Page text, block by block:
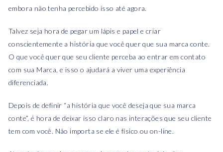
embora não tenha percebido isso até agora.
Talvez seja hora de pegar um lápis e papel e criar
conscientemente a história que você quer que sua marca conte.
O que você quer que seu cliente perceba ao entrar em contato
com sua Marca, e isso o ajudará a viver uma experiência
diferenciada.
Depois de definir “a história que você deseja que sua marca
conte”, é hora de deixar isso claro nas interações que seu cliente
tem com você. Não importa se ele é físico ou on-line.